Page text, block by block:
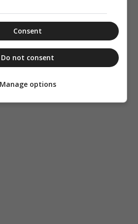
Consent
Do not consent
Manage options